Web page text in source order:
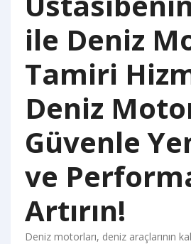
ile Deniz
Tamiri
Deniz
Güvenle
ve
Artırın!
Deniz motorları, deniz araçlarının